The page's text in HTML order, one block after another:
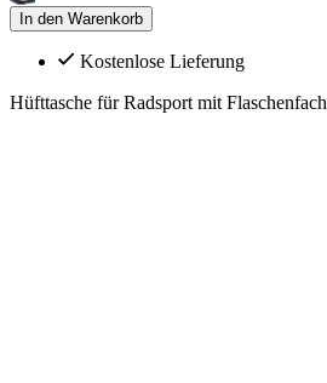
In den Warenkorb
Kostenlose Lieferung
Hüfttasche für Radsport mit Flaschenfach